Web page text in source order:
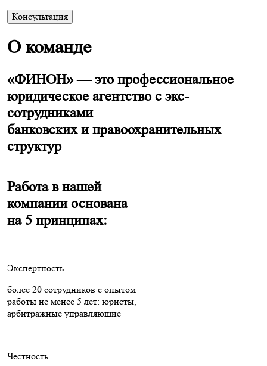
Консультация
О команде
«ФИНОН» — это профессиональное
юридическое агентство с экс-
сотрудниками
банковских и правоохранительных
структур
Работа в нашей
компании основана
на 5 принципах:
Экспертность
более 20 сотрудников с опытом
работы не менее 5 лет: юристы,
арбитражные управляющие
Честность